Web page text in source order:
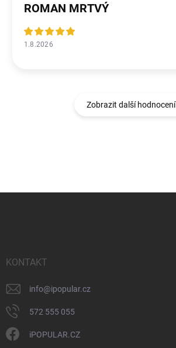
ROMAN MRTVÝ
1.8.2026
Zobrazit další hodnocení
KONTAKT
info@ipopular.cz
572 555 055
iPOPULAR.CZ